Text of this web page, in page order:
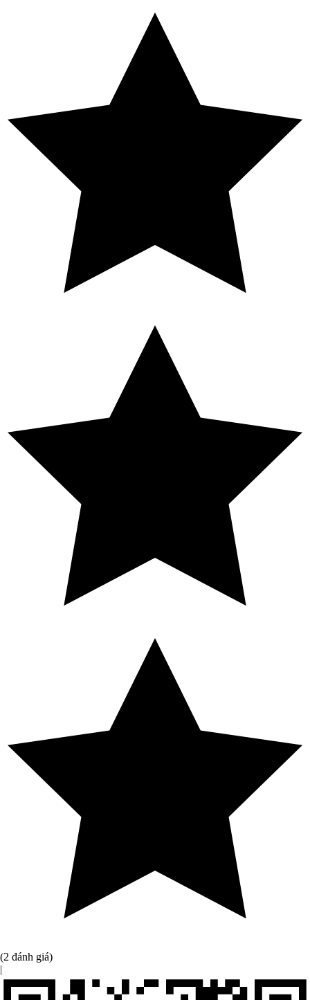
(2 đánh giá)
|